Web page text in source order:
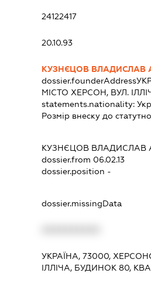
24122417
20.10.93
КУЗНЄЦОВ ВЛАДИСЛАВ
dossier.founderAddress
МІСТО ХЕРСОН, ВУЛ.
statements.nationality:
Розмір внеску до
КУЗНЄЦОВ ВЛАДИСЛАВ
dossier.from 06.02.13
dossier.position -
dossier.missingData
УКРАЇНА, 73000,
ІЛЛІЧА, БУДИНОК 80,